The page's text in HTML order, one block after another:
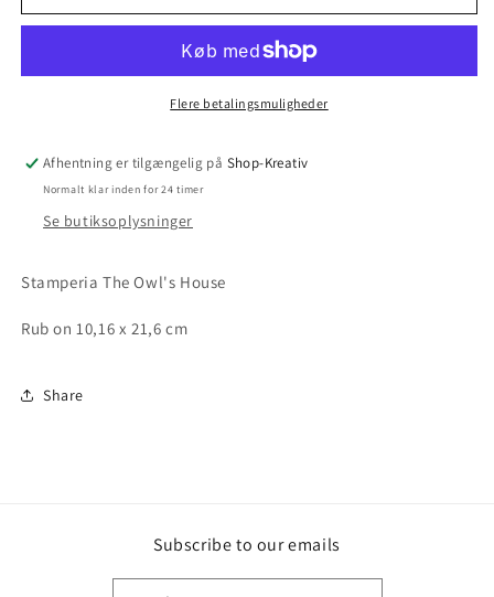
Flere betalingsmuligheder
Afhentning er tilgængelig på Shop-Kreativ
Normalt klar inden for 24 timer
Se butiksoplysninger
Stamperia The Owl's House
Rub on 10,16 x 21,6 cm
Share
Subscribe to our emails